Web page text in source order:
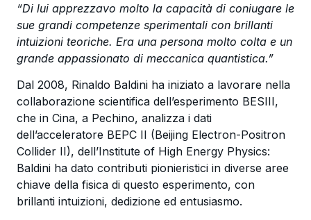
“Di lui apprezzavo molto la capacità di coniugare le
sue grandi competenze sperimentali con brillanti
intuizioni teoriche. Era una persona molto colta e un
grande appassionato di meccanica quantistica.”
Dal 2008, Rinaldo Baldini ha iniziato a lavorare nella
collaborazione scientifica dell’esperimento BESIII,
che in Cina, a Pechino, analizza i dati
dell’acceleratore BEPC II (Beijing Electron-Positron
Collider II), dell’Institute of High Energy Physics:
Baldini ha dato contributi pionieristici in diverse aree
chiave della fisica di questo esperimento, con
brillanti intuizioni, dedizione ed entusiasmo.